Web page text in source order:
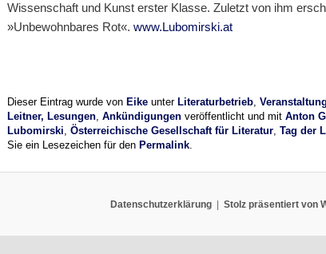
Wissenschaft und Kunst erster Klasse. Zuletzt von ihm
»Unbewohnbares Rot«. www.Lubomirski.at
Dieser Eintrag wurde von Eikeunter Literaturbetrieb,
Leitner, Lesungen, Ankündigungenveröffentlicht und mit Anton
Lubomirski Österreichische Gesellschaft für Literatur, Tag der
Sie ein Lesezeichen für den Permalink.
Datenschutzerklärung Stolz präsentiert von